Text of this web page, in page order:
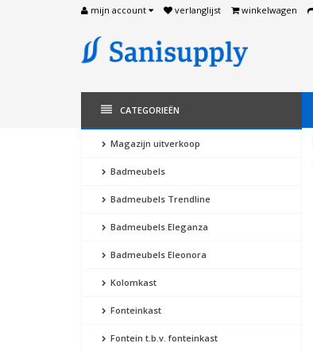
mijn account verlanglijst winkelwagen
CATEGORIEËN
Magazijn uitverkoop
Badmeubels
Badmeubels Trendline
Badmeubels Eleganza
Badmeubels Eleonora
Kolomkast
Fonteinkast
Fontein t.b.v. fonteinkast